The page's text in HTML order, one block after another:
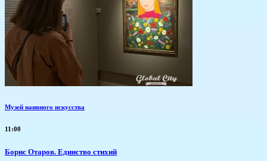
Музей наивного искусства
11:00
Борис Отаров. Единство стихий